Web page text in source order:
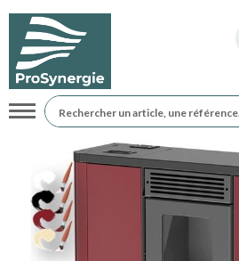
Navigation